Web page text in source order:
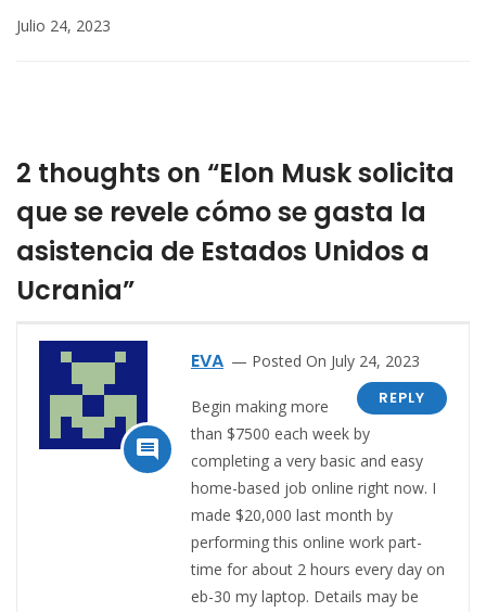
Julio 24, 2023
2 thoughts on “Elon Musk solicita
que se revele cómo se gasta la
asistencia de Estados Unidos a
Ucrania”

EVA
Posted On July 24, 2023
REPLY
Begin making more
than $7500 each week by
completing a very basic and easy
home-based job online right now. I
made $20,000 last month by
performing this online work part-
time for about 2 hours every day on
eb-30 my laptop. Details may be